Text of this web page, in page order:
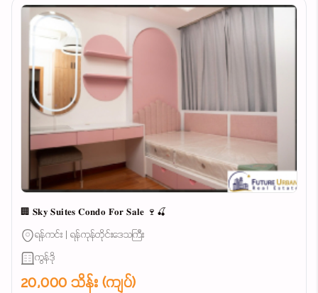
🏢 𝐒𝐤𝐲 𝐒𝐮𝐢𝐭𝐞𝐬 𝐂𝐨𝐧𝐝𝐨 𝐅𝐨𝐫 𝐒𝐚𝐥𝐞 🍷🍒
ရန်ကင်း | ရန်ကုန်တိုင်းဒေသကြီး
ကွန်ဒို
20,000 သိန်း (ကျပ်)